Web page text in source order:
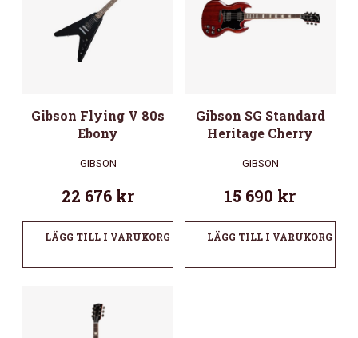
Gibson Flying V 80s
Ebony
GIBSON
22 676 kr
LÄGG TILL I VARUKORG
Gibson SG Standard
Heritage Cherry
GIBSON
15 690 kr
LÄGG TILL I VARUKORG